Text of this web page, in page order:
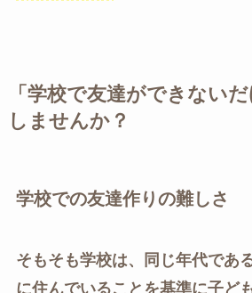
「学校で友達ができない
しませんか？
学校での友達作りの難しさ
そもそも学校は、同じ年代であ
に住んでいることを基準に子ど